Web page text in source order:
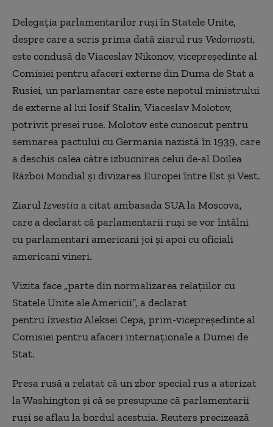
Delegaţia parlamentarilor ruşi în Statele Unite,
despre care a scris prima dată ziarul rus Vedomosti,
este condusă de Viaceslav Nikonov, vicepreşedinte al
Comisiei pentru afaceri externe din Duma de Stat a
Rusiei, un parlamentar care este nepotul ministrului
de externe al lui Iosif Stalin, Viaceslav Molotov,
potrivit presei ruse. Molotov este cunoscut pentru
semnarea pactului cu Germania nazistă în 1939, care
a deschis calea către izbucnirea celui de-al Doilea
Război Mondial şi divizarea Europei între Est şi Vest.
ZiarulIzvestiaa citat ambasada SUA la Moscova,
care a declarat că parlamentarii ruşi se vor întâlni
cu parlamentari americani joi şi apoi cu oficiali
americani vineri.
Vizita face „parte din normalizarea relaţiilor cu
Statele Unite ale Americii”, a declarat
pentruIzvestiaAleksei Cepa, prim-vicepreşedinte al
Comisiei pentru afaceri internaţionale a Dumei de
Stat.
Presa rusă a relatat că un zbor special rus a aterizat
la Washington şi că se presupune că parlamentarii
ruşi se aflau la bordul acestuia. Reuters precizează